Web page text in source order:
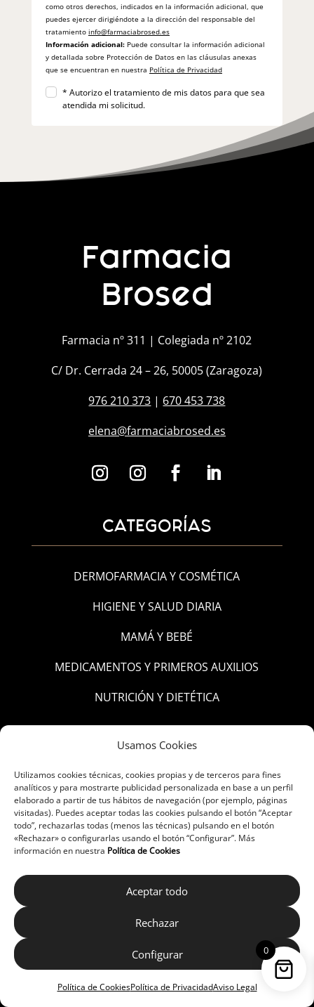
Usamos Cookies
Utilizamos cookies técnicas, cookies propias y de terceros para fines
analíticos y para mostrarte publicidad personalizada en base a un perfil
elaborado a partir de tus hábitos de navegación (por ejemplo, páginas
visitadas). Puedes aceptar todas las cookies pulsando el botón “Aceptar
todo”, rechazarlas todas (menos las técnicas) pulsando en el botón
«Rechazar» o configurarlas usando el botón “Configurar”. Más
información en nuestra Política de Cookies
Aceptar todo
Rechazar
Configurar
Política de CookiesPolítica de PrivacidadAviso Legal
como otros derechos, indicados en la información adicional, que
puedes ejercer dirigiéndote a la dirección del responsable del
tratamiento info@farmaciabrosed.es
Información adicional:Puede consultar la información adicional
y detallada sobre Protección de Datos en las cláusulas anexas
que se encuentran en nuestra Política de Privacidad
* Autorizo el tratamiento de mis datos para que sea
atendida mi solicitud.
Farmacia
Brosed
Farmacia nº 311 | Colegiada nº 2102
C/ Dr. Cerrada 24 – 26, 50005 (Zaragoza)
976 210 373 | 670 453 738
elena@farmaciabrosed.es
CATEGORÍAS
DERMOFARMACIA Y COSMÉTICA
HIGIENE Y SALUD DIARIA
MAMÁ Y BEBÉ
MEDICAMENTOS Y PRIMEROS AUXILIOS
NUTRICIÓN Y DIETÉTICA
SERVICIOS
Dejar de fumar
Servicio personalizado de dosificación
Análisis piel y cabello
Consulta de Nutrición y Educación Nutricional
Perfil lipídico y medición del riesgo
cardiovascular
0